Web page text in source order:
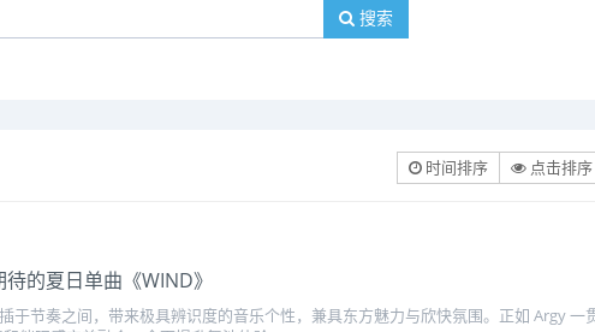
搜索
时间排序 点击排序
的夏日单曲《WIND》
于节奏之间，带来极具辨识度的音乐个性，兼具东方魅力与欣快氛围。正如 Argy